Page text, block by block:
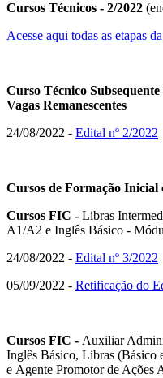
Cursos Técnicos - 2/2022
Acesse aqui todas as etapas
Curso Técnico
Vagas Remanescentes
24/08/2022 - Edital nº 2/2022
Cursos de Formação Inicial
Cursos FIC - Libras
A1/A2 e Inglês Básico -
24/08/2022 - Edital nº 3/2022
05/09/2022 - Retificação do
Cursos FIC - Auxiliar
Inglês Básico, Libras (Básico
e Agente Promotor de Ações